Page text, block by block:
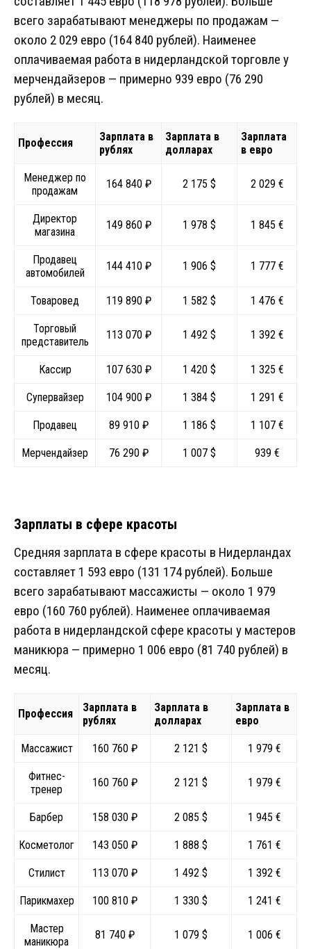
всего зарабатывают менеджеры по продажам —
около 2 029 евро (164 840 рублей). Наименее
оплачиваемая работа в нидерландской торговле у
мерчендайзеров — примерно 939 евро (76 290
рублей) в месяц.
Профессия
Зарплата в
рублях
Зарплата в
долларах
Зарплата
в евро
Менеджер по
продажам
164 840 ₽ 2 175 $ 2 029 €
Директор
магазина
149 860 ₽ 1 978 $ 1 845 €
Продавец
автомобилей
144 410 ₽ 1 906 $ 1 777 €
Товаровед 119 890 ₽ 1 582 $ 1 476 €
Торговый
представитель
113 070 ₽ 1 492 $ 1 392 €
Кассир 107 630 ₽ 1 420 $ 1 325 €
Супервайзер 104 900 ₽ 1 384 $ 1 291 €
Продавец 89 910 ₽ 1 186 $ 1 107 €
Мерчендайзер 76 290 ₽ 1 007 $ 939 €
Зарплаты в сфере красоты
Средняя зарплата в сфере красоты в Нидерландах
составляет 1 593 евро (131 174 рублей). Больше
всего зарабатывают массажисты — около 1 979
евро (160 760 рублей). Наименее оплачиваемая
работа в нидерландской сфере красоты у мастеров
маникюра — примерно 1 006 евро (81 740 рублей) в
месяц.
Профессия
Зарплата в
рублях
Зарплата в
долларах
Зарплата в
евро
Массажист 160 760 ₽ 2 121 $ 1 979 €
Фитнес-
тренер
160 760 ₽ 2 121 $ 1 979 €
Барбер 158 030 ₽ 2 085 $ 1 945 €
Косметолог 143 050 ₽ 1 888 $ 1 761 €
Стилист 113 070 ₽ 1 492 $ 1 392 €
Парикмахер 100 810 ₽ 1 330 $ 1 241 €
Мастер
маникюра
81 740 ₽ 1 079 $ 1 006 €